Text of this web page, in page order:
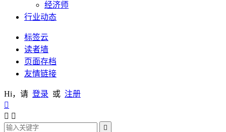
经济师
行业动态
标签云
读者墙
页面存档
友情链接
Hi，请 登录 或 注册

 
